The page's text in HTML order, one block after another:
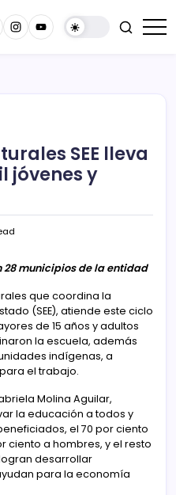
SEE lleva
jóvenes y
28 municipios de la entidad
que coordina la
(SEE), atiende este ciclo
de 15 años y adultos
la escuela, además
indígenas, a
el trabajo.
Molina Aguilar,
la educación a todos y
el 70 por ciento
ciento a hombres, y el resto
desarrollar
para la economía